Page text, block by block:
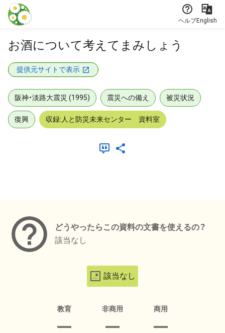
本文に飛ぶ
ヘルプEnglish
お酒について考えてまみしょう
提供元サイトで表示
阪神・淡路大震災 (1995) 震災への備え 被災状況
復興 収録:人と防災未来センター 資料室
どうやったらこの資料の文書を使えるの？
該当なし
該当なし
教育 非商用 商用